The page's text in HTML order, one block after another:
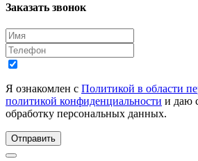
Заказать звонок
Я ознакомлен с Политикой в области
политикой конфиденциальности и даю
обработку персональных данных.
Отправить